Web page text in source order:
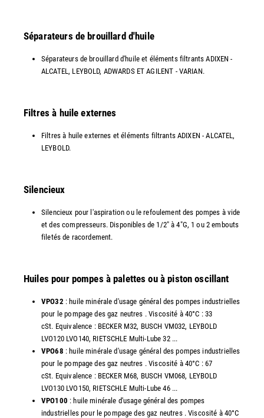
Séparateurs de brouillard d'huile
Séparateurs de brouillard d'huile et éléments filtrants ADIXEN -
ALCATEL, LEYBOLD, ADWARDS ET AGILENT - VARIAN.
Filtres à huile externes
Filtres à huile externes et éléments filtrants ADIXEN - ALCATEL,
LEYBOLD.
Silencieux
Silencieux pour l'aspiration ou le refoulement des pompes à vide
et des compresseurs. Disponibles de 1/2" à 4"G, 1 ou 2 embouts
filetés de racordement.
Huiles pour pompes à palettes ou à piston oscillant
VPO32 : huile minérale d'usage général des pompes industrielles
pour le pompage des gaz neutres . Viscosité à 40°C : 33
cSt. Equivalence : BECKER M32, BUSCH VM032, LEYBOLD
LVO120 LVO140, RIETSCHLE Multi-Lube 32 ...
VPO68 : huile minérale d'usage général des pompes industrielles
pour le pompage des gaz neutres . Viscosité à 40°C : 67
cSt. Equivalence : BECKER M68, BUSCH VM068, LEYBOLD
LVO130 LVO150, RIETSCHLE Multi-Lube 46 ...
VPO100 : huile minérale d'usage général des pompes
industrielles pour le pompage des gaz neutres . Viscosité à 40°C